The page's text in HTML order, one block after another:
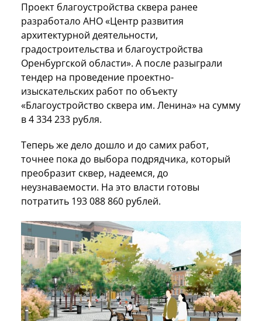
Проект благоустройства сквера ранее
разработало АНО «Центр развития
архитектурной деятельности,
градостроительства и благоустройства
Оренбургской области». А после разыграли
тендер на проведение проектно-
изыскательских работ по объекту
«Благоустройство сквера им. Ленина» на сумму
в 4 334 233 рубля.
Теперь же дело дошло и до самих работ,
точнее пока до выбора подрядчика, который
преобразит сквер, надеемся, до
неузнаваемости. На это власти готовы
потратить 193 088 860 рублей.